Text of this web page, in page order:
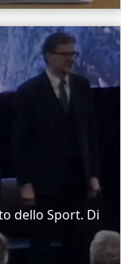
dello Sport. Di